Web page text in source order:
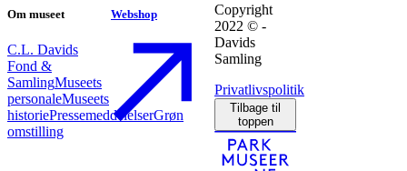
Om museet
C.L. Davids
Fond &
SamlingMuseets
personaleMuseets
historiePressemeddelelserGrøn
omstilling
Webshop
Copyright
2022 © -
Davids
Samling
Privatlivspolitik
Tilbage til
toppen